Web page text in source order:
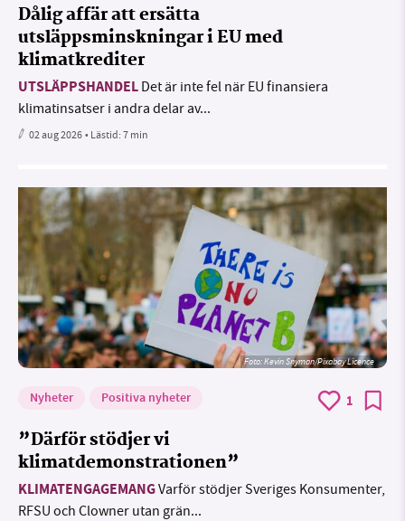
Dålig affär att ersätta
utsläppsminskningar i EU med
klimatkrediter
UTSLÄPPSHANDEL Det är inte fel när EU finansiera
klimatinsatser i andra delar av...
02 aug 2026• Lästid:7 min
Foto:Kevin Snyman/Pixabay Licence
Nyheter Positiva nyheter 1
”Därför stödjer vi
klimatdemonstrationen”
KLIMATENGAGEMANGVarför stödjer Sveriges Konsumenter,
RFSU och Clowner utan grän...